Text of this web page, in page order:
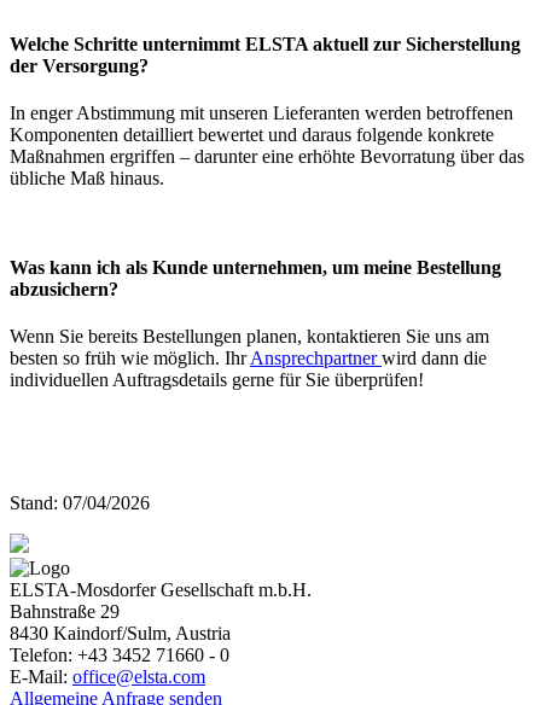
Welche Schritte unternimmt ELSTA aktuell zur Sicherstellung
der Versorgung?
In enger Abstimmung mit unseren Lieferanten werden betroffenen
Komponenten detailliert bewertet und daraus folgende konkrete
Maßnahmen ergriffen – darunter eine erhöhte Bevorratung über das
übliche Maß hinaus.
Was kann ich als Kunde unternehmen, um meine Bestellung
abzusichern?
Wenn Sie bereits Bestellungen planen, kontaktieren Sie uns am
besten so früh wie möglich. IhrAnsprechpartnerwird dann die
individuellen Auftragsdetails gerne für Sie überprüfen!
Stand: 07/04/2026
ELSTA-Mosdorfer Gesellschaft m.b.H.
Bahnstraße 29
8430 Kaindorf/Sulm, Austria
Telefon: +43 3452 71660 - 0
E-Mail: office@elsta.com
Allgemeine Anfrage senden